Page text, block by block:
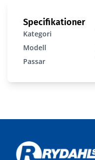
Specifikationer
Kategori
Modell
Passar